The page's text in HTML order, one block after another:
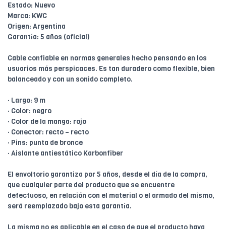
Estado: Nuevo
Marca: KWC
Origen: Argentina
Garantía: 5 años (oficial)
Cable confiable en normas generales hecho pensando en los
usuarios más perspicaces. Es tan duradero como flexible, bien
balanceado y con un sonido completo.
· Largo: 9 m
· Color: negro
· Color de la manga: rojo
· Conector: recto – recto
· Pins: punta de bronce
· Aislante antiestático Karbonfiber
El envoltorio garantiza por 5 años, desde el día de la compra,
que cualquier parte del producto que se encuentre
defectuoso, en relación con el material o el armado del mismo,
será reemplazado bajo esta garantía.